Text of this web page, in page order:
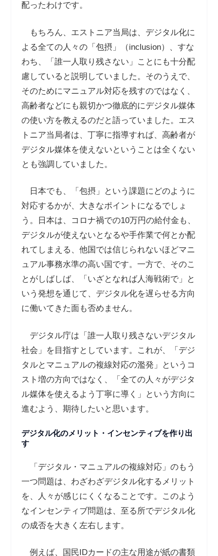
配ったわけです。
もちろん、エストニア当局は、デジタル化に
よる全ての人々の「包摂」（inclusion）、すな
わち、「誰一人取り残さない」ことにも十分配
慮していると説明していました。そのうえで、
そのためにマニュアル対応を残すのではなく、
高齢者などにも親切かつ徹底的にデジタル媒体
の使い方を教えるのだと語っていました。エス
トニア当局者は、丁寧に指導すれば、高齢者が
デジタル媒体を使えないということは全くない
とも強調していました。
日本でも、「包摂」という課題にどのように
対応するかが、大きなポイントになるでしょ
う。日本は、コロナ禍での10万円の給付金も、
デジタルが使えないとなるや手作業で何とか配
れてしまえる、他国では信じられないほどマニ
ュアル事務水準の高い国です。一方で、そのこ
とがしばしば、「いざとなれば人海戦術で」と
いう発想を通じて、デジタル化を遅らせる方向
に働いてきた面も否めません。
デジタル庁は「誰一人取り残さないデジタル
社会」を目指すとしています。これが、「デジ
タルとマニュアルの複線対応の濫発」というコ
スト増の方向ではなく、「全ての人々がデジタ
ル媒体を使えるよう丁寧に導く」という方向に
進むよう、期待したいと思います。
デジタル化のメリット・インセンティブを作り出
す
「デジタル・マニュアルの複線対応」のもう
一つ問題は、わざわざデジタル化するメリット
を、人々が感じにくくなることです。このよう
なインセンティブ問題は、至る所でデジタル化
の成否を大きく左右します。
例えば、国民IDカードの主な用途が紙の書類